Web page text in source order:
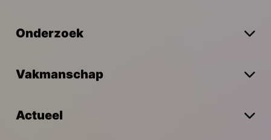
Onderzoek
Vakmanschap
Actueel